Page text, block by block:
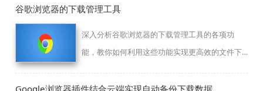
谷歌浏览器的下载管理工具
深入分析谷歌浏览器的下载管理工具的各项功
能，教你如何利用这些功能实现更高效的文件下
Google浏览器插件结合云端实现自动备份下载数据